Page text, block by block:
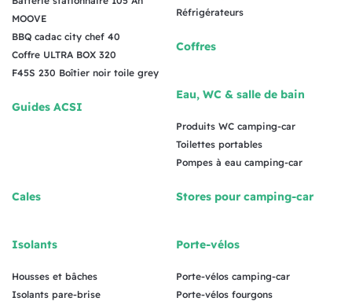
MOOVE
BBQ cadac city chef 40
Coffre ULTRA BOX 320
F45S 230 Boîtier noir toile grey
Guides ACSI
Réfrigérateurs
Coffres
Eau, WC & salle de bain
Produits WC camping-car
Toilettes portables
Pompes à eau camping-car
Cales
Isolants
Housses et bâches
Isolants pare-brise
Stores pour camping-car
Porte-vélos
Porte-vélos camping-car
Porte-vélos fourgons